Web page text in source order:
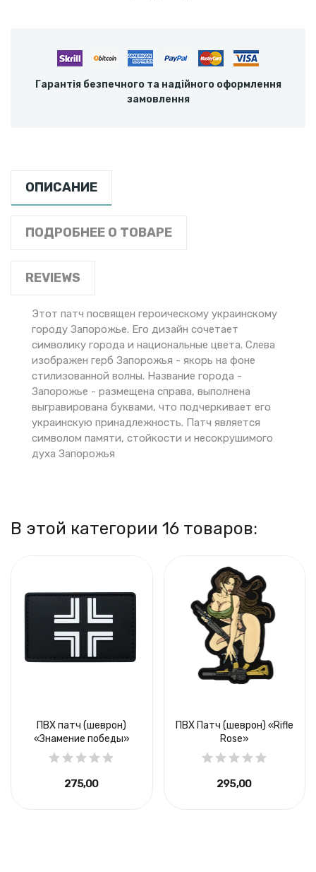
Гарантія безпечного та надійного оформлення
замовлення
ОПИСАНИЕ
ПОДРОБНЕЕ О ТОВАРЕ
REVIEWS
Этот патч посвящен героическому украинскому
городу Запорожье. Его дизайн сочетает
символику города и национальные цвета. Слева
изображен герб Запорожья - якорь на фоне
стилизованной волны. Название города -
Запорожье - размещена справа, выполнена
выгравирована буквами, что подчеркивает его
украинскую принадлежность. Патч является
символом памяти, стойкости и несокрушимого
духа Запорожья
В этой категории 16 товаров:
ПВХ патч (шеврон)
«Знамение победы»
275,00 ₴
ПВХ Патч (шеврон) «Rifle
Rose»
295,00 ₴